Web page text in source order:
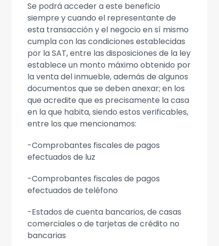
Se podrá acceder a este beneficio
siempre y cuando el representante de
esta transacción y el negocio en sí mismo
cumpla con las condiciones establecidas
por la SAT, entre las disposiciones de la ley
establece un monto máximo obtenido por
la venta del inmueble, además de algunos
documentos que se deben anexar; en los
que acredite que es precisamente la casa
en la que habita, siendo estos verificables,
entre los que mencionamos:
-Comprobantes fiscales de pagos
efectuados de luz
-Comprobantes fiscales de pagos
efectuados de teléfono
-Estados de cuenta bancarios, de casas
comerciales o de tarjetas de crédito no
bancarias